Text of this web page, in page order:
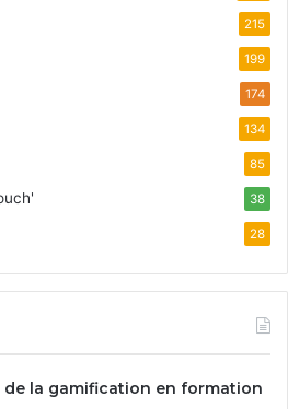
215
199
174
134
85
38
28
de la gamification en formation